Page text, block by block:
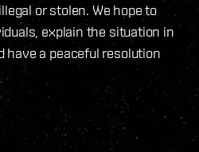
or stolen. We hope to
explain the situation in
have a peaceful resolution